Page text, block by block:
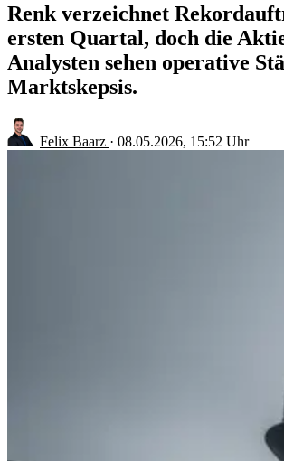
Renk verzeichnet
ersten Quartal, doch die
Analysten sehen operative
Marktskepsis.
Felix Baarz · 08.05.2026, 15:52 Uhr